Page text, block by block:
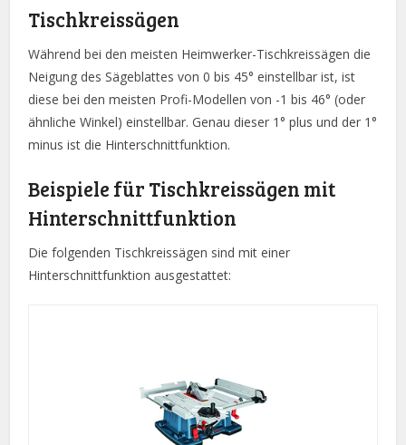
Tischkreissägen
Während bei den meisten Heimwerker-Tischkreissägen die
Neigung des Sägeblattes von 0 bis 45° einstellbar ist, ist
diese bei den meisten Profi-Modellen von -1 bis 46° (oder
ähnliche Winkel) einstellbar. Genau dieser 1° plus und der 1°
minus ist die Hinterschnittfunktion.
Beispiele für Tischkreissägen mit
Hinterschnittfunktion
Die folgenden Tischkreissägen sind mit einer
Hinterschnittfunktion ausgestattet: